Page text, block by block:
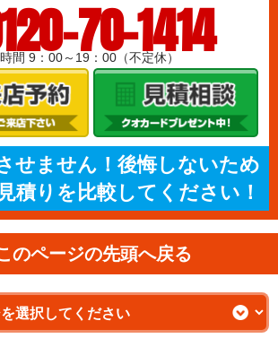
70-1414
間 9：00～19：00（不定休）
せません！後悔しないため
積りを比較してください！
のページの先頭へ戻る